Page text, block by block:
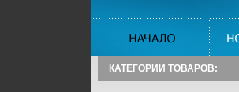
КАТЕГОРИИ ТОВАРОВ: